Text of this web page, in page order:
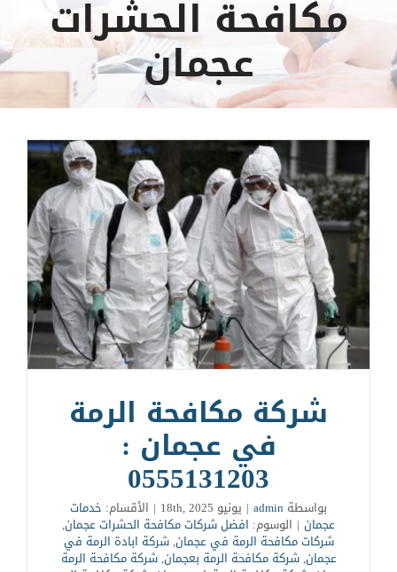
مكافحة الحشرات
عجمان
شركة مكافحة الرمة
في عجمان :
0555131203
بواسطة admin
| يونيو 18th, 2025 | الأقسام: خدمات
عجمان | الوسوم: افضل شركات مكافحة الحشرات عجمان,
شركات مكافحة الرمة في عجمان,شركة ابادة الرمة في
عجمان,شركة مكافحة الرمة بعجمان,شركة مكافحة الرمة